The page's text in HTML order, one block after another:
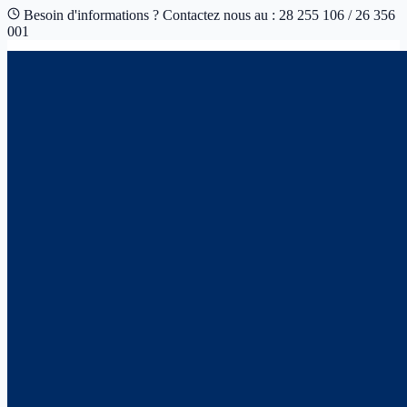
Besoin d'informations ? Contactez nous au : 28 255 106 / 26 356
001